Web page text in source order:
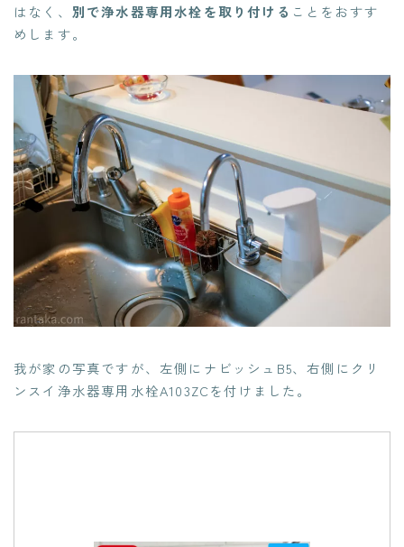
はなく、 別で浄水器専用水栓を取り付ける ことをおすす
めします。
我が家の写真ですが、左側にナビッシュB5、右側にクリ
ンスイ浄水器専用水栓A103ZCを付けました。